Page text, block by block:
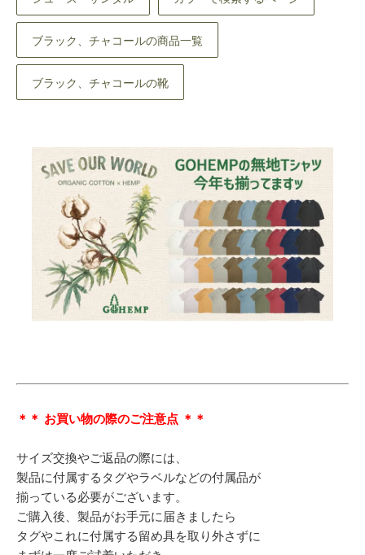
ブラック、チャコールの商品一覧
ブラック、チャコールの靴
＊＊ お買い物の際のご注意点 ＊＊
サイズ交換やご返品の際には、
製品に付属するタグやラベルなどの付属品が
揃っている必要がございます。
ご購入後、製品がお手元に届きましたら
タグやこれに付属する留め具を取り外さずに